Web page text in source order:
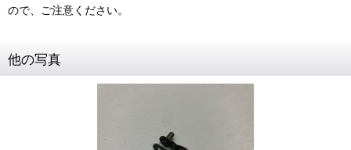
ので、ご注意ください。
他の写真